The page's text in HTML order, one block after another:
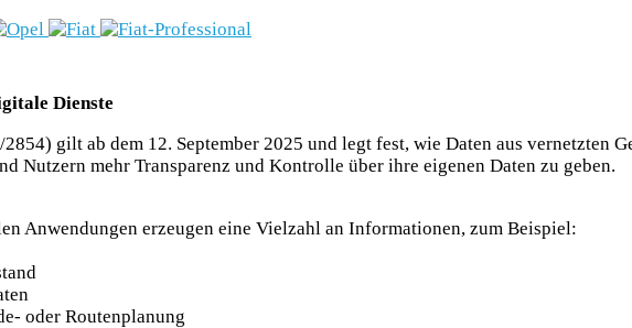
Dienste
gilt ab dem 12. September 2025 und legt fest, wie Daten aus vernetzten
Nutzern mehr Transparenz und Kontrolle über ihre eigenen Daten zu geben.
Anwendungen erzeugen eine Vielzahl an Informationen, zum Beispiel:
oder Routenplanung